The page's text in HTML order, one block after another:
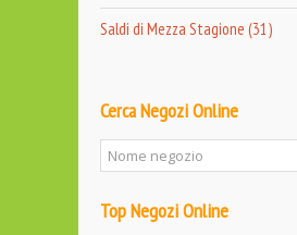
Saldi di Mezza Stagione (31)
Cerca Negozi Online
Top Negozi Online